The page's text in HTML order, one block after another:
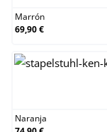
Marrón
69,90 €
Naranja